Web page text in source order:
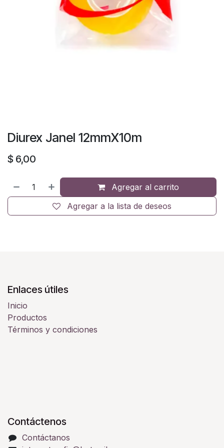
Diurex Janel 12mmX10m
$ 6,00
Agregar al carrito
Agregar a la lista de deseos
Enlaces útiles
Inicio
Productos
Términos y condiciones
Contáctenos
Contáctanos